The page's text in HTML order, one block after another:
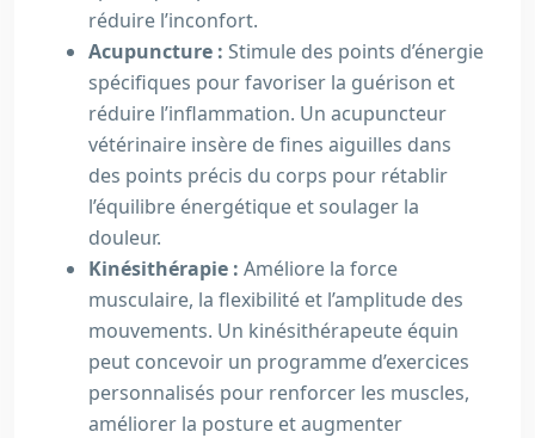
réduire l’inconfort.
Acupuncture : Stimule des points d’énergie
spécifiques pour favoriser la guérison et
réduire l’inflammation. Un acupuncteur
vétérinaire insère de fines aiguilles dans
des points précis du corps pour rétablir
l’équilibre énergétique et soulager la
douleur.
Kinésithérapie : Améliore la force
musculaire, la flexibilité et l’amplitude des
mouvements. Un kinésithérapeute équin
peut concevoir un programme d’exercices
personnalisés pour renforcer les muscles,
améliorer la posture et augmenter